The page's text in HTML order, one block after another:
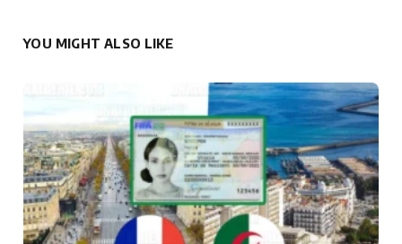
YOU MIGHT ALSO LIKE